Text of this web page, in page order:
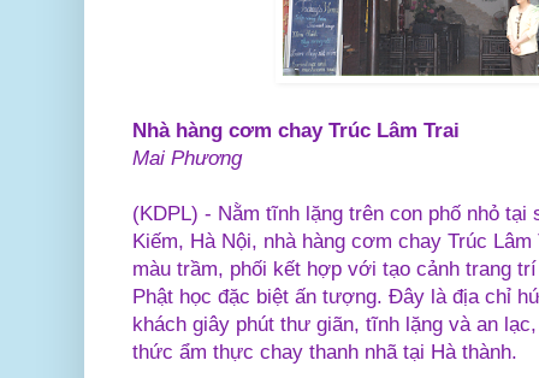
Nhà hàng cơm chay Trúc Lâm Trai
Mai Phương
(KDPL) - Nằm tĩnh lặng trên con phố nhỏ tại
Kiếm, Hà Nội, nhà hàng cơm chay Trúc
màu trầm, phối kết hợp với tạo cảnh trang
Phật học đặc biệt ấn tượng. Đây là địa chỉ
khách giây phút thư giãn, tĩnh lặng và an
thức ẩm thực chay thanh nhã tại Hà thành.